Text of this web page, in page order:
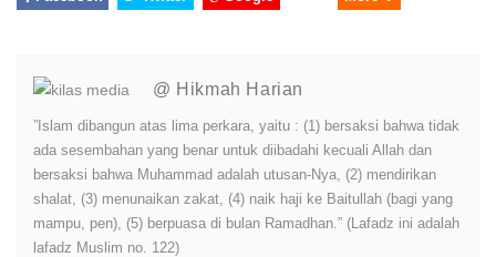
@ Hikmah Harian
”Islam dibangun atas lima perkara, yaitu : (1) bersaksi bahwa tidak
ada sesembahan yang benar untuk diibadahi kecuali Allah dan
bersaksi bahwa Muhammad adalah utusan-Nya, (2) mendirikan
shalat, (3) menunaikan zakat, (4) naik haji ke Baitullah (bagi yang
mampu, pen), (5) berpuasa di bulan Ramadhan.” (Lafadz ini adalah
lafadz Muslim no. 122)